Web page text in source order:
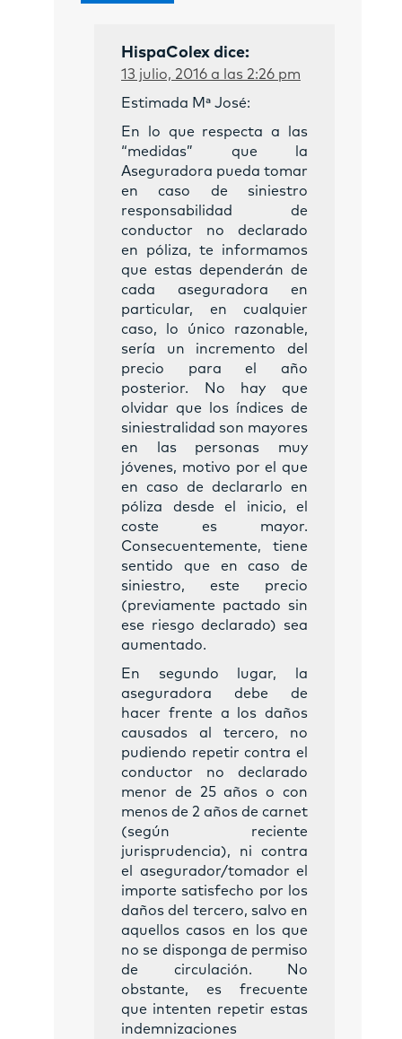
HispaColex dice:
13 julio, 2016 a las 2:26 pm
Estimada Mª José:
En lo que respecta a las
“medidas” que la
Aseguradora pueda tomar
en caso de siniestro
responsabilidad de
conductor no declarado
en póliza, te informamos
que estas dependerán de
cada aseguradora en
particular, en cualquier
caso, lo único razonable,
sería un incremento del
precio para el año
posterior. No hay que
olvidar que los índices de
siniestralidad son mayores
en las personas muy
jóvenes, motivo por el que
en caso de declararlo en
póliza desde el inicio, el
coste es mayor.
Consecuentemente, tiene
sentido que en caso de
siniestro, este precio
(previamente pactado sin
ese riesgo declarado) sea
aumentado.
En segundo lugar, la
aseguradora debe de
hacer frente a los daños
causados al tercero, no
pudiendo repetir contra el
conductor no declarado
menor de 25 años o con
menos de 2 años de carnet
(según reciente
jurisprudencia), ni contra
el asegurador/tomador el
importe satisfecho por los
daños del tercero, salvo en
aquellos casos en los que
no se disponga de permiso
de circulación. No
obstante, es frecuente
que intenten repetir estas
indemnizaciones